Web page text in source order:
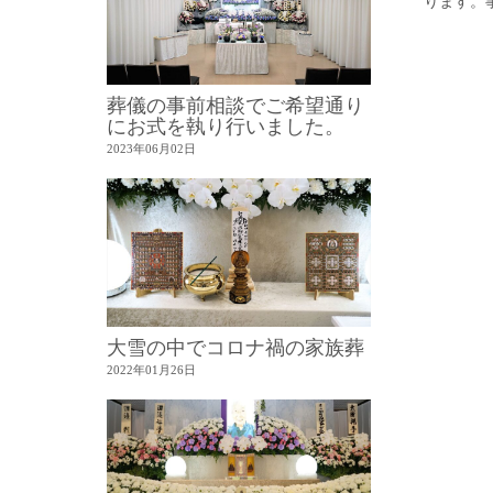
葬儀の事前相談でご希望通り
にお式を執り行いました。
2023年06月02日
大雪の中でコロナ禍の家族葬
2022年01月26日